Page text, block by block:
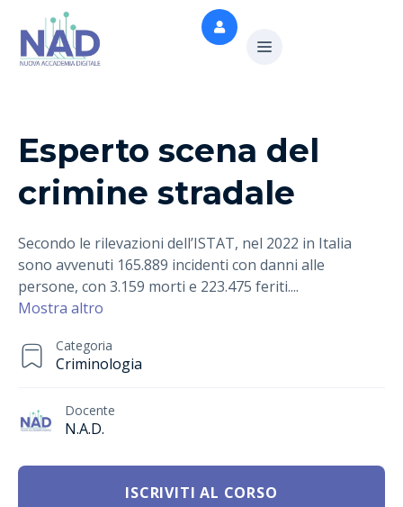
Categoria
Criminologia
Docente
N.A.D.
Esperto scena del
crimine stradale
Secondo le rilevazioni dell’ISTAT, nel 2022 in Italia
sono avvenuti 165.889 incidenti con danni alle
persone, con 3.159 morti e 223.475 feriti....
Mostra altro
ISCRIVITI AL CORSO